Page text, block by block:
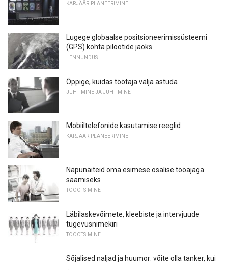
KARJÄÄRIPLANEERIMINE
Lugege globaalse positsioneerimissüsteemi
(GPS) kohta pilootide jaoks
LENNUNDUS
Õppige, kuidas töötaja välja astuda
JUHTIMINE JA JUHTIMINE
Mobiiltelefonide kasutamise reeglid
KARJÄÄRIPLANEERIMINE
Näpunäiteid oma esimese osalise tööajaga
saamiseks
TÖÖOTSIMINE
Läbilaskevõimete, kleebiste ja intervjuude
tugevusnimekiri
TÖÖOTSIMINE
Sõjalised naljad ja huumor: võite olla tanker, kui